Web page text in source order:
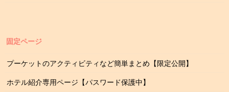
固定ページ
プーケットのアクティビティなど簡単まとめ【限定公開】
ホテル紹介専用ページ【パスワード保護中】